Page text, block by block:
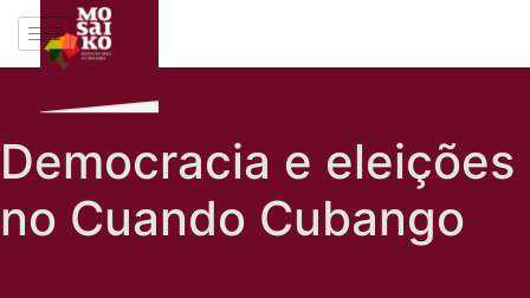
Democracia e eleições
no Cuando Cubango